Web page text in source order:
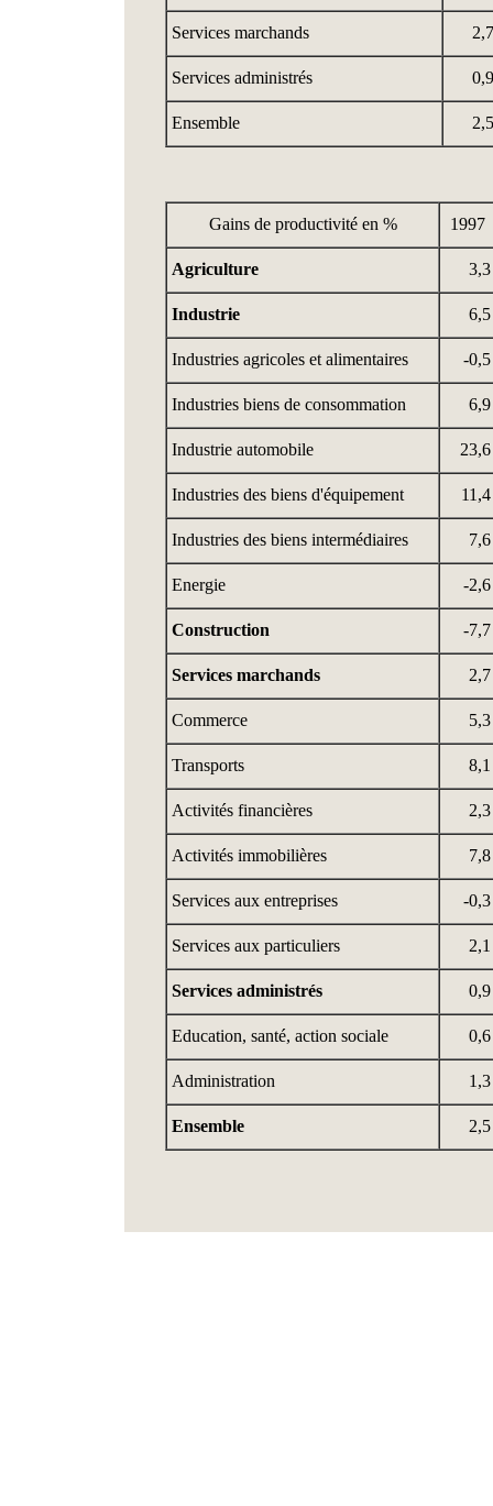
Services marchands 2,7
Services administrés 0,9
Ensemble 2,5
Gains de productivité en % 1997
Agriculture 3,3
Industrie 6,5
Industries agricoles et alimentaires -0,5
Industries biens de consommation 6,9
Industrie automobile 23,6
Industries des biens d'équipement 11,4
Industries des biens intermédiaires 7,6
Energie -2,6
Construction -7,7
Services marchands 2,7
Commerce 5,3
Transports 8,1
Activités financières 2,3
Activités immobilières 7,8
Services aux entreprises -0,3
Services aux particuliers 2,1
Services administrés 0,9
Education, santé, action sociale 0,6
Administration 1,3
Ensemble 2,5